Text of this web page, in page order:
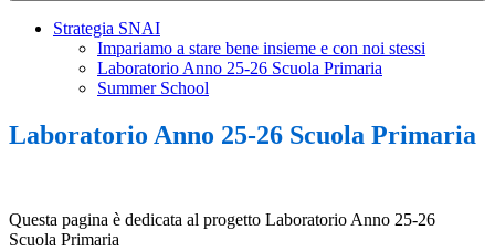
Strategia SNAI
Impariamo a stare bene insieme e con noi stessi
Laboratorio Anno 25-26 Scuola Primaria
Summer School
Laboratorio Anno 25-26 Scuola Primaria
Questa pagina è dedicata al progetto Laboratorio Anno 25-26
Scuola Primaria